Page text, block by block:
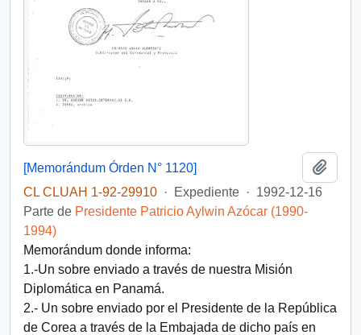
[Memorándum Órden N° 1120]
CL CLUAH 1-92-29910 · Expediente · 1992-12-16
Parte de Presidente Patricio Aylwin Azócar (1990-
1994)
Memorándum donde informa:
1.-Un sobre enviado a través de nuestra Misión
Diplomática en Panamá.
2.- Un sobre enviado por el Presidente de la República
de Corea a través de la Embajada de dicho país en